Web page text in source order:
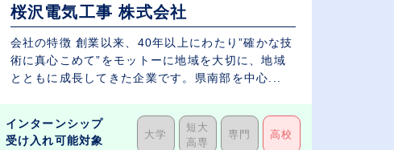
桜沢電気工事 株式会社
会社の特徴 創業以来、40年以上にわたり”確かな技
術に真心こめて”をモットーに地域を大切に、地域
とともに成長してきた企業です。県南部を中心...
インターンシップ
受け入れ可能対象
大学
短大
高専
専門 高校